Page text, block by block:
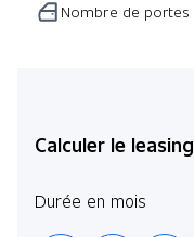
Nombre de portes
Calculer le leasing
Durée en mois